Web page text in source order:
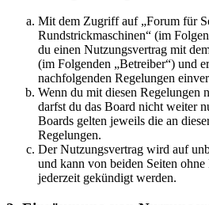
Mit dem Zugriff auf „Forum für
Rundstrickmaschinen“ (im
du einen Nutzungsvertrag mit
(im Folgenden „Betreiber“) und
nachfolgenden Regelungen
Wenn du mit diesen Regelungen
darfst du das Board nicht weiter
Boards gelten jeweils die an
Regelungen.
Der Nutzungsvertrag wird auf
und kann von beiden Seiten
jederzeit gekündigt werden.